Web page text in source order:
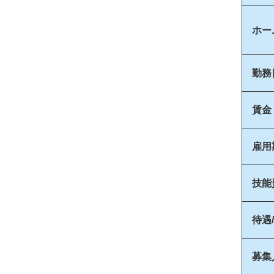
ホー
勤務
賃金
雇用
技能
待遇
募集